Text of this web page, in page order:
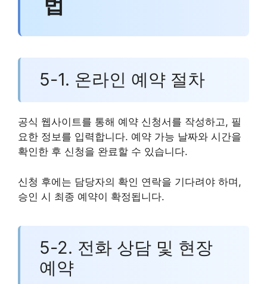
5-1. 온라인 예약 절차
공식 웹사이트를 통해 예약 신청서를 작성하고, 필
요한 정보를 입력합니다. 예약 가능 날짜와 시간을
확인한 후 신청을 완료할 수 있습니다.
신청 후에는 담당자의 확인 연락을 기다려야 하며,
승인 시 최종 예약이 확정됩니다.
5-2. 전화 상담 및 현장
예약